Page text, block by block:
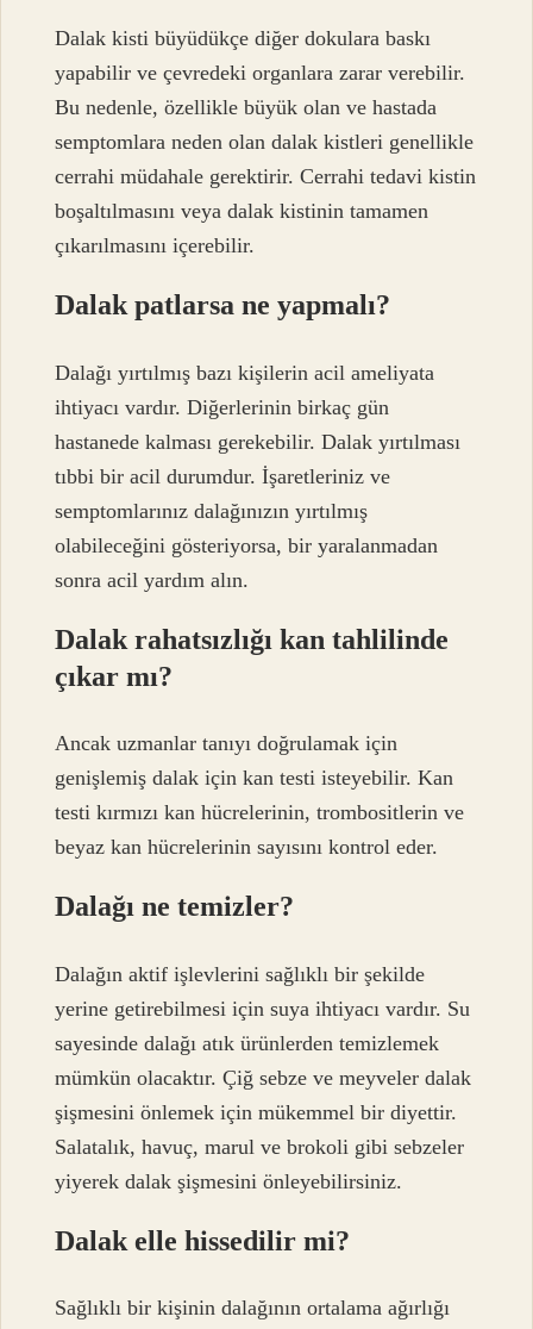
Dalak kisti büyüdükçe diğer dokulara baskı
yapabilir ve çevredeki organlara zarar verebilir.
Bu nedenle, özellikle büyük olan ve hastada
semptomlara neden olan dalak kistleri genellikle
cerrahi müdahale gerektirir. Cerrahi tedavi kistin
boşaltılmasını veya dalak kistinin tamamen
çıkarılmasını içerebilir.
Dalak patlarsa ne yapmalı?
Dalağı yırtılmış bazı kişilerin acil ameliyata
ihtiyacı vardır. Diğerlerinin birkaç gün
hastanede kalması gerekebilir. Dalak yırtılması
tıbbi bir acil durumdur. İşaretleriniz ve
semptomlarınız dalağınızın yırtılmış
olabileceğini gösteriyorsa, bir yaralanmadan
sonra acil yardım alın.
Dalak rahatsızlığı kan tahlilinde
çıkar mı?
Ancak uzmanlar tanıyı doğrulamak için
genişlemiş dalak için kan testi isteyebilir. Kan
testi kırmızı kan hücrelerinin, trombositlerin ve
beyaz kan hücrelerinin sayısını kontrol eder.
Dalağı ne temizler?
Dalağın aktif işlevlerini sağlıklı bir şekilde
yerine getirebilmesi için suya ihtiyacı vardır. Su
sayesinde dalağı atık ürünlerden temizlemek
mümkün olacaktır. Çiğ sebze ve meyveler dalak
şişmesini önlemek için mükemmel bir diyettir.
Salatalık, havuç, marul ve brokoli gibi sebzeler
yiyerek dalak şişmesini önleyebilirsiniz.
Dalak elle hissedilir mi?
Sağlıklı bir kişinin dalağının ortalama ağırlığı